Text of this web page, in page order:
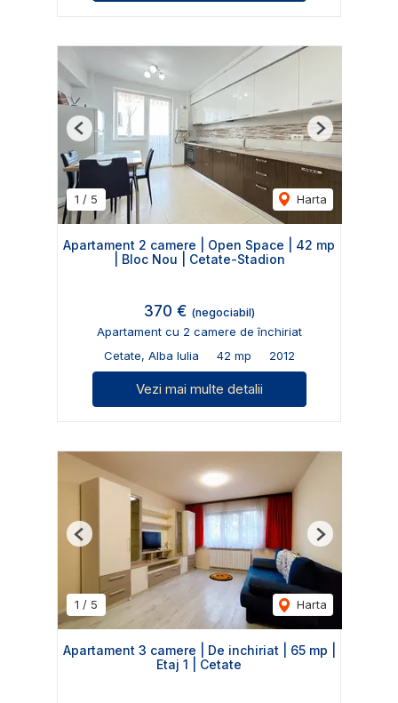
1 / 5 Harta
Previous Next
Apartament 2 camere | Open Space | 42 mp
| Bloc Nou | Cetate-Stadion
370 € (negociabil)
Apartament cu 2 camere de închiriat
Cetate, Alba Iulia
42 mp 2012
Vezi mai multe detalii
1 / 5 Harta
Previous Next
Apartament 3 camere | De inchiriat | 65 mp |
Etaj 1 | Cetate